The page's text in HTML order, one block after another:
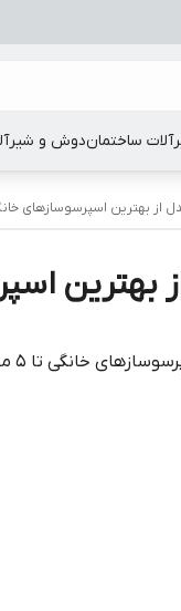
ساختماندوش و